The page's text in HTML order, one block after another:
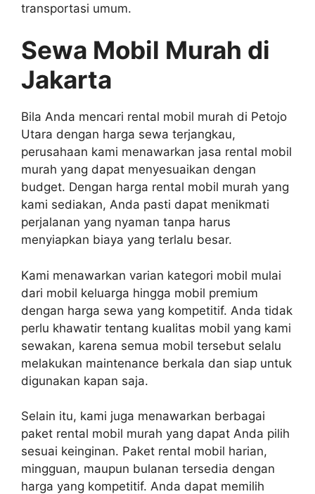
transportasi umum.
Sewa Mobil Murah di
Jakarta
Bila Anda mencari rental mobil murah di Petojo
Utara dengan harga sewa terjangkau,
perusahaan kami menawarkan jasa rental mobil
murah yang dapat menyesuaikan dengan
budget. Dengan harga rental mobil murah yang
kami sediakan, Anda pasti dapat menikmati
perjalanan yang nyaman tanpa harus
menyiapkan biaya yang terlalu besar.
Kami menawarkan varian kategori mobil mulai
dari mobil keluarga hingga mobil premium
dengan harga sewa yang kompetitif. Anda tidak
perlu khawatir tentang kualitas mobil yang kami
sewakan, karena semua mobil tersebut selalu
melakukan maintenance berkala dan siap untuk
digunakan kapan saja.
Selain itu, kami juga menawarkan berbagai
paket rental mobil murah yang dapat Anda pilih
sesuai keinginan. Paket rental mobil harian,
mingguan, maupun bulanan tersedia dengan
harga yang kompetitif. Anda dapat memilih